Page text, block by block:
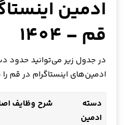
ادمین
قم – 1404
در جدول زیر می‌توانید حدود
ادمین‌های اینستاگرام در قم
دسته
ادمین
شرح وظایف